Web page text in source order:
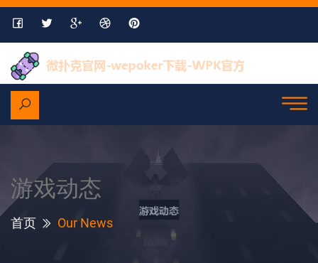
游戏动态
首页 Our News